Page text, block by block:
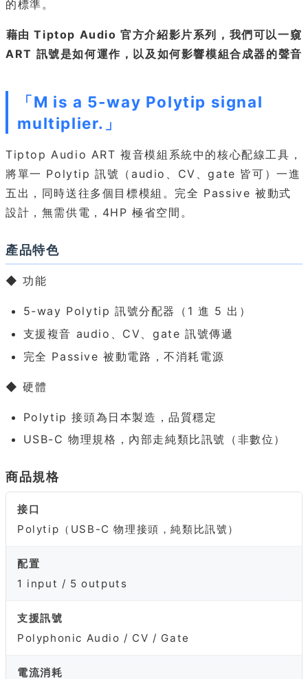
的標準。
藉由 Tiptop Audio 官方介紹影片系列，我們可以一窺
ART 訊號是如何運作，以及如何影響模組合成器的聲音
「M is a 5-way Polytip signal
multiplier.」
Tiptop Audio ART 複音模組系統中的核心配線工具，
將單一 Polytip 訊號（audio、CV、gate 皆可）一進
五出，同時送往多個目標模組。完全 Passive 被動式
設計，無需供電，4HP 極省空間。
產品特色
◆ 功能
5-way Polytip 訊號分配器（1 進 5 出）
支援複音 audio、CV、gate 訊號傳遞
完全 Passive 被動電路，不消耗電源
◆ 硬體
Polytip 接頭為日本製造，品質穩定
USB-C 物理規格，內部走純類比訊號（非數位）
商品規格
接口
Polytip（USB-C 物理接頭，純類比訊號）
配置
1 input / 5 outputs
支援訊號
Polyphonic Audio / CV / Gate
電流消耗